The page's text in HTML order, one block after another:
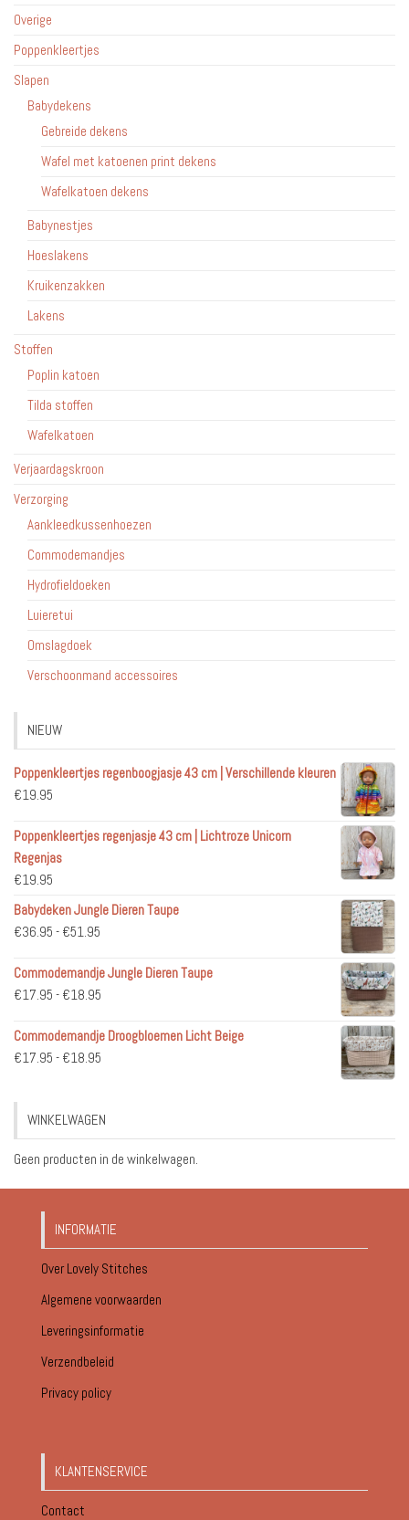
Overige
Poppenkleertjes
Slapen
Babydekens
Gebreide dekens
Wafel met katoenen print dekens
Wafelkatoen dekens
Babynestjes
Hoeslakens
Kruikenzakken
Lakens
Stoffen
Poplin katoen
Tilda stoffen
Wafelkatoen
Verjaardagskroon
Verzorging
Aankleedkussenhoezen
Commodemandjes
Hydrofieldoeken
Luieretui
Omslagdoek
Verschoonmand accessoires
NIEUW
Poppenkleertjes regenboogjasje 43 cm | Verschillende kleuren
€19.95
Poppenkleertjes regenjasje 43 cm | Lichtroze Unicorn
Regenjas
€19.95
Babydeken Jungle Dieren Taupe
€36.95 - €51.95
tot
€51.95
Commodemandje Jungle Dieren Taupe
€17.95 - €18.95
tot
Commodemandje Droogbloemen Licht Beige
€17.95 - €18.95
€18.95
WINKELWAGEN
Geen producten in de winkelwagen.
INFORMATIE
Over Lovely Stitches
Algemene voorwaarden
Leveringsinformatie
Verzendbeleid
Privacy policy
KLANTENSERVICE
Contact